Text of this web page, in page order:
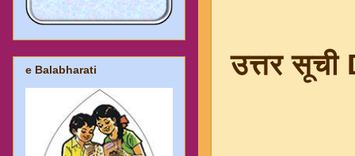
उत्तर सूची
e Balabharati